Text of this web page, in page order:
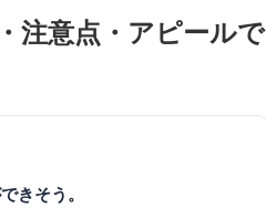
注意点・アピールで
きそう。